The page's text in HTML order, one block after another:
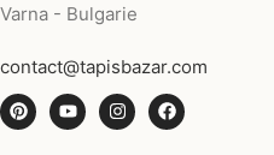
Varna - Bulgarie
contact@tapisbazar.com